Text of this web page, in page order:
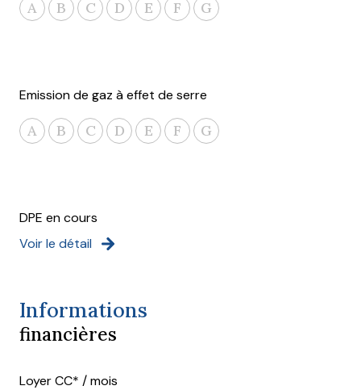
A B C D E F G
Emission de gaz à effet de serre
A B C D E F G
DPE en cours
Voir le détail
Informations
financières
Loyer CC* / mois